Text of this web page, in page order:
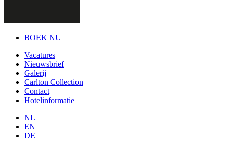
BOEK NU
Vacatures
Nieuwsbrief
Galerij
Carlton Collection
Contact
Hotelinformatie
NL
EN
DE